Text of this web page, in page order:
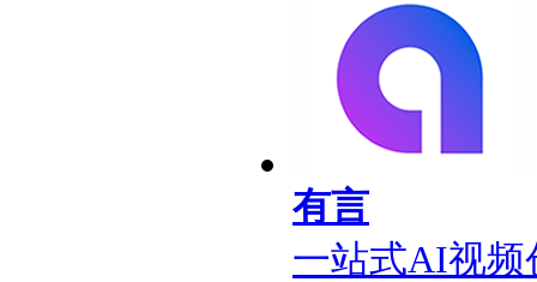
有言
一站式AI视频